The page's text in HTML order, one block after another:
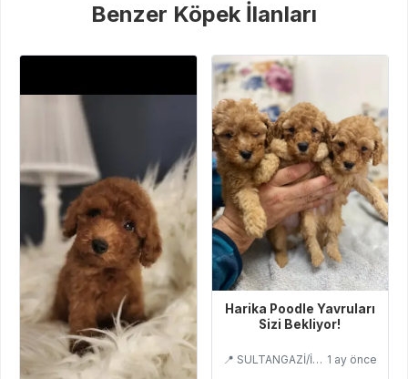
Benzer Köpek İlanları
Harika Poodle Yavruları
Sizi Bekliyor!
📍 SULTANGAZİ/İSTANBUL 1 ay önce